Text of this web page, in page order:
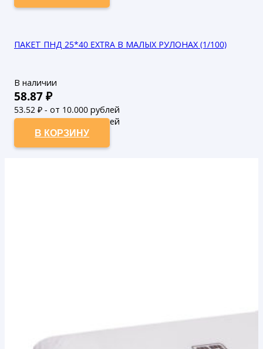
ПАКЕТ ПНД 25*40 EXTRA В МАЛЫХ РУЛОНАХ (1/100)
В наличии
58.87₽
53.52 ₽ - от 10.000 рублей
48.65₽ - от 50.000 рублей
В КОРЗИНУ